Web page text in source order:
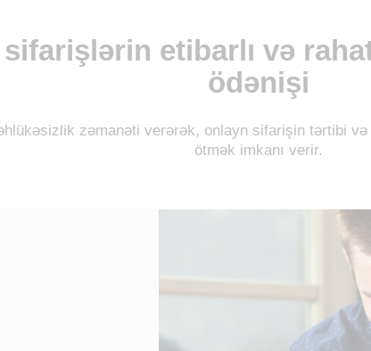
etibarlı və
ödənişi
zəmanəti verərək, onlayn sifarişin tərtibi və
ötmək imkanı verir.